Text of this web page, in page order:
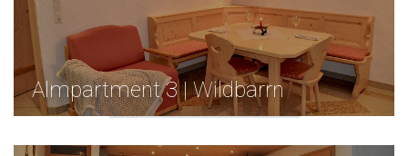
Almpartment 3 | Wildbarrn